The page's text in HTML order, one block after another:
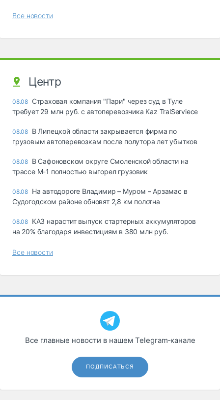
Все новости
Центр
08.08 Страховая компания "Пари" через суд в Туле
требует 29 млн руб. с автоперевозчика Kaz TralServiece
08.08 В Липецкой области закрывается фирма по
грузовым автоперевозкам после полутора лет убытков
08.08 В Сафоновском округе Смоленской области на
трассе М-1 полностью выгорел грузовик
08.08 На автодороге Владимир – Муром – Арзамас в
Судогодском районе обновят 2,8 км полотна
08.08 КАЗ нарастит выпуск стартерных аккумуляторов
на 20% благодаря инвестициям в 380 млн руб.
Все новости
Все главные новости в нашем Telegram‑канале
ПОДПИСАТЬСЯ